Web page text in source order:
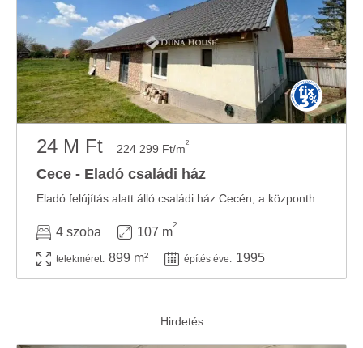
24 M Ft 224 299 Ft/m2
Cece - Eladó családi ház
4 szoba 107 m
2
telekméret: 899 m² építés éve: 1995